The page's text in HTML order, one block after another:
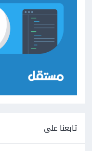
تابعنا على